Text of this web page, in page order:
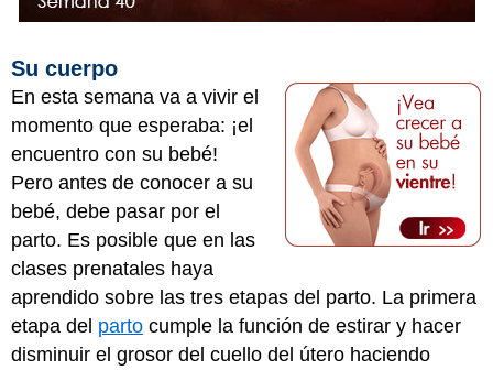
Su cuerpo
En esta semana va a vivir el
momento que esperaba: ¡el
encuentro con su bebé!
Pero antes de conocer a su
bebé, debe pasar por el
parto. Es posible que en las
clases prenatales haya
aprendido sobre las tres etapas del parto. La primera
etapa del parto cumple la función de estirar y hacer
disminuir el grosor del cuello del útero haciendo